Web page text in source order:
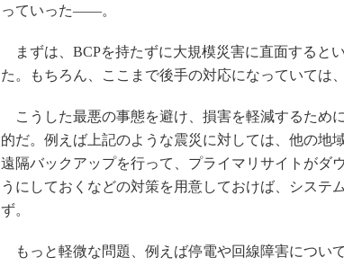
っていった――。
まずは、BCPを持たずに大規模災害に直面すると
た。もちろん、ここまで後手の対応になっていては
こうした最悪の事態を避け、損害を軽減するため
的だ。例えば上記のような震災に対しては、他の地
遠隔バックアップを行って、プライマリサイトがダ
うにしておくなどの対策を用意しておけば、システ
ず。
もっと軽微な問題、例えば停電や回線障害につい